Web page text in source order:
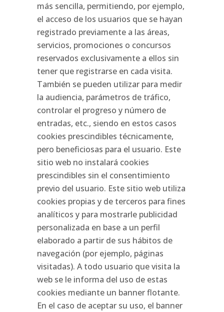
más sencilla, permitiendo, por ejemplo,
el acceso de los usuarios que se hayan
registrado previamente a las áreas,
servicios, promociones o concursos
reservados exclusivamente a ellos sin
tener que registrarse en cada visita.
También se pueden utilizar para medir
la audiencia, parámetros de tráfico,
controlar el progreso y número de
entradas, etc., siendo en estos casos
cookies prescindibles técnicamente,
pero beneficiosas para el usuario. Este
sitio web no instalará cookies
prescindibles sin el consentimiento
previo del usuario. Este sitio web utiliza
cookies propias y de terceros para fines
analíticos y para mostrarle publicidad
personalizada en base a un perfil
elaborado a partir de sus hábitos de
navegación (por ejemplo, páginas
visitadas). A todo usuario que visita la
web se le informa del uso de estas
cookies mediante un banner flotante.
En el caso de aceptar su uso, el banner